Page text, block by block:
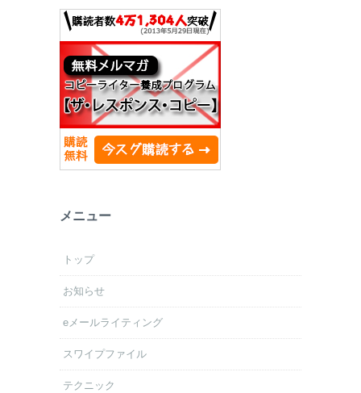
メニュー
トップ
お知らせ
eメールライティング
スワイプファイル
テクニック